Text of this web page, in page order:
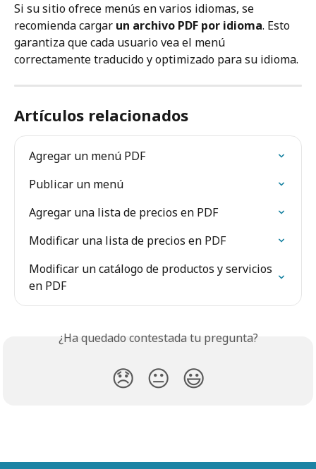
Si su sitio ofrece menús en varios idiomas, se
recomienda cargar un archivo PDF por idioma. Esto
garantiza que cada usuario vea el menú
correctamente traducido y optimizado para su idioma.
Artículos relacionados
Agregar un menú PDF
Publicar un menú
Agregar una lista de precios en PDF
Modificar una lista de precios en PDF
Modificar un catálogo de productos y servicios
en PDF
¿Ha quedado contestada tu pregunta?
😞 😐 😃